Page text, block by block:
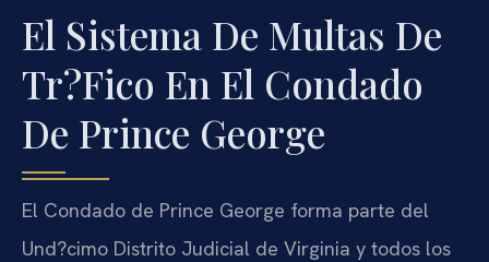
El Sistema De Multas De
Tr?fico En El Condado
De Prince George
El Condado de Prince George forma parte del
Und?cimo Distrito Judicial de Virginia y todos los